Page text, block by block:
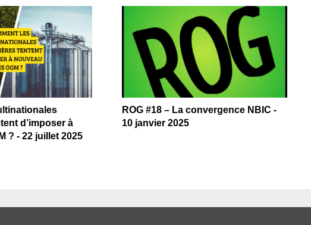
d’imposer à
? - 22 juillet 2025
ROG #18 – La convergence NBIC -
10 janvier 2025